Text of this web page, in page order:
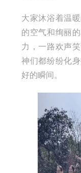
大家沐浴着温
的空气和绚丽
力，一路欢声
神们都纷纷化
好的瞬间。